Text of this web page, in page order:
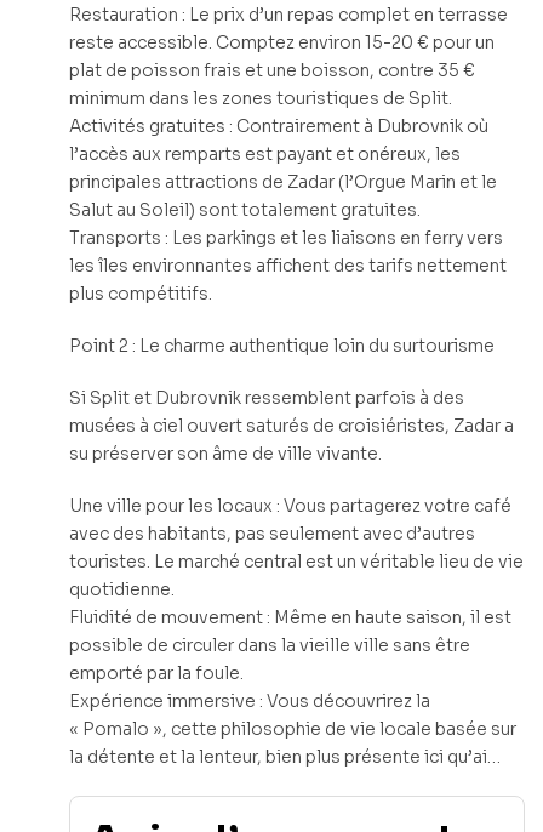
Restauration : Le prix d’un repas complet en terrasse
reste accessible. Comptez environ 15-20 € pour un
plat de poisson frais et une boisson, contre 35 €
minimum dans les zones touristiques de Split.
Activités gratuites : Contrairement à Dubrovnik où
l’accès aux remparts est payant et onéreux, les
principales attractions de Zadar (l’Orgue Marin et le
Salut au Soleil) sont totalement gratuites.
Transports : Les parkings et les liaisons en ferry vers
les îles environnantes affichent des tarifs nettement
plus compétitifs.
Point 2 : Le charme authentique loin du surtourisme
Si Split et Dubrovnik ressemblent parfois à des
musées à ciel ouvert saturés de croisiéristes, Zadar a
su préserver son âme de ville vivante.
Une ville pour les locaux : Vous partagerez votre café
avec des habitants, pas seulement avec d’autres
touristes. Le marché central est un véritable lieu de vie
quotidienne.
Fluidité de mouvement : Même en haute saison, il est
possible de circuler dans la vieille ville sans être
emporté par la foule.
Expérience immersive : Vous découvrirez la
« Pomalo », cette philosophie de vie locale basée sur
la détente et la lenteur, bien plus présente ici qu’ai…